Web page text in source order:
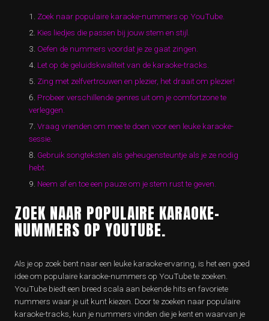
Zoek naar populaire karaoke-nummers op YouTube.
Kies liedjes die passen bij jouw stem en stijl.
Oefen de nummers voordat je ze gaat zingen.
Let op de geluidskwaliteit van de karaoke-tracks.
Zing met zelfvertrouwen en plezier, het draait om plezier!
Probeer verschillende genres uit om je comfortzone te
verleggen.
Vraag vrienden om mee te doen voor een leuke karaoke-
sessie.
Gebruik songteksten als geheugensteuntje als je ze nodig
hebt.
Neem af en toe een pauze om je stem rust te geven.
ZOEK NAAR POPULAIRE KARAOKE-
NUMMERS OP YOUTUBE.
Als je op zoek bent naar een leuke karaoke-ervaring, is het een goed
idee om populaire karaoke-nummers op YouTube te zoeken.
YouTube biedt een breed scala aan bekende hits en favoriete
nummers waar je uit kunt kiezen. Door te zoeken naar populaire
karaoke-tracks, kun je nummers vinden die je kent en waarvan je